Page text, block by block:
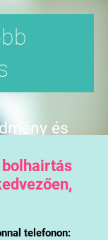
és
telefonon: